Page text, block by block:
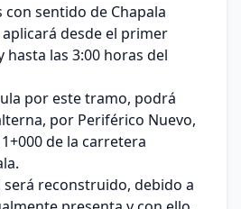
con sentido de Chapala
desde el primer
hasta las 3:00 horas del
por este tramo, podrá
por Periférico Nuevo,
de la carretera
será reconstruido, debido a